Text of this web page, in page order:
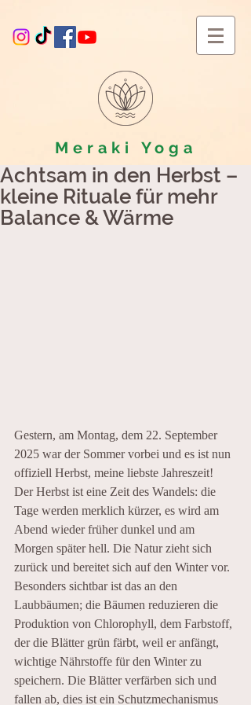
Meraki Yoga
Achtsam in den Herbst –
kleine Rituale für mehr
Balance & Wärme
Gestern, am Montag, dem 22. September
2025 war der Sommer vorbei und es ist nun
offiziell Herbst, meine liebste Jahreszeit!
Der Herbst ist eine Zeit des Wandels: die
Tage werden merklich kürzer, es wird am
Abend wieder früher dunkel und am
Morgen später hell. Die Natur zieht sich
zurück und bereitet sich auf den Winter vor.
Besonders sichtbar ist das an den
Laubbäumen; die Bäumen reduzieren die
Produktion von Chlorophyll, dem Farbstoff,
der die Blätter grün färbt, weil er anfängt,
wichtige Nährstoffe für den Winter zu
speichern. Die Blätter verfärben sich und
fallen ab, dies ist ein Schutzmechanismus